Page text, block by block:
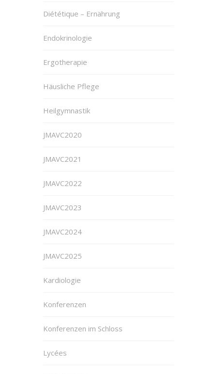
Diététique – Ernährung
Endokrinologie
Ergotherapie
Häusliche Pflege
Heilgymnastik
JMAVC2020
JMAVC2021
JMAVC2022
JMAVC2023
JMAVC2024
JMAVC2025
Kardiologie
Konferenzen
Konferenzen im Schloss
Lycées